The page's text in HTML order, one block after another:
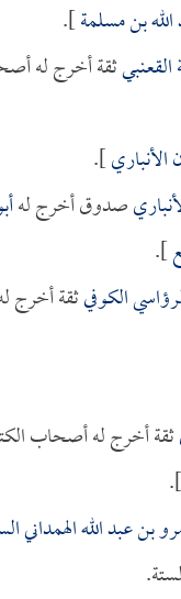
بن مسلمة].
ثقة أخرج له
].
صدوق أخرج له
].
الكوفيثقة أخرج
ثقة أخرج له أصحاب
].
بن عبد الله الهمداني